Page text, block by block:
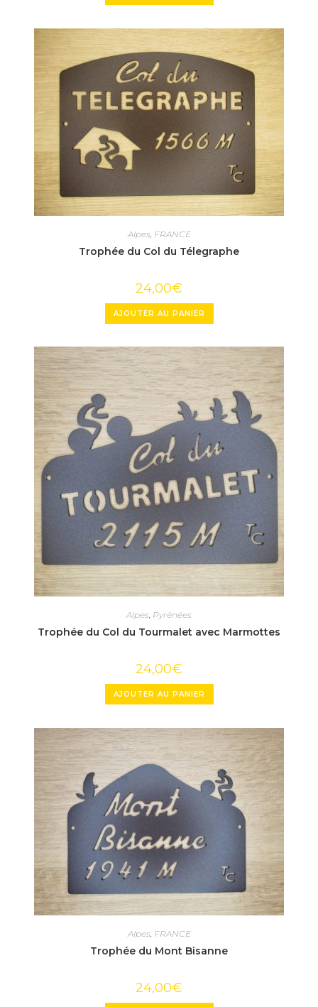
Alpes FRANCE
Trophée du Col du Télegraphe
24,00€
AJOUTER AU PANIER
Alpes, Pyrénées
Trophée du Col du Tourmalet avec Marmottes
24,00€
AJOUTER AU PANIER
Alpes FRANCE
Trophée du Mont Bisanne
24,00€